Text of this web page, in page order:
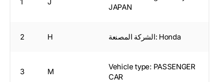
JAPAN
2 H الشركة المصنعة: Honda
3 M
Vehicle type: PASSENGER
CAR